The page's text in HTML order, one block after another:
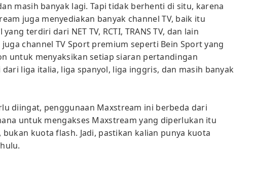
masih banyak lagi. Tapi tidak berhenti di situ, karena
juga menyediakan banyak channel TV, baik itu
yang terdiri dari NET TV, RCTI, TRANS TV, dan lain
juga channel TV Sport premium seperti Bein Sport yang
untuk menyaksikan setiap siaran pertandingan
liga italia, liga spanyol, liga inggris, dan masih banyak
diingat, penggunaan Maxstream ini berbeda dari
untuk mengakses Maxstream yang diperlukan itu
bukan kuota flash. Jadi, pastikan kalian punya kuota